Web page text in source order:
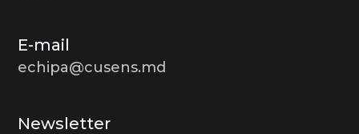
E-mail
echipa@cusens.md
Newsletter